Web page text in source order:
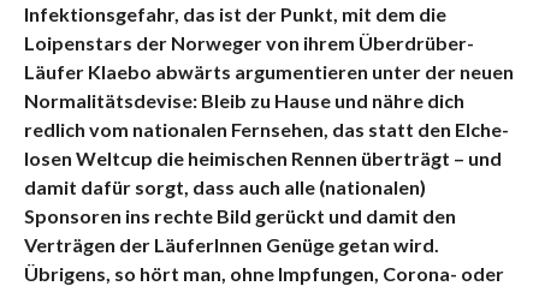
Infektionsgefahr, das ist der Punkt, mit dem die
Loipenstars der Norweger von ihrem Überdrüber-
Läufer Klaebo abwärts argumentieren unter der neuen
Normalitätsdevise: Bleib zu Hause und nähre dich
redlich vom nationalen Fernsehen, das statt den Elche-
losen Weltcup die heimischen Rennen überträgt – und
damit dafür sorgt, dass auch alle (nationalen)
Sponsoren ins rechte Bild gerückt und damit den
Verträgen der LäuferInnen Genüge getan wird.
Übrigens, so hört man, ohne Impfungen, Corona- oder